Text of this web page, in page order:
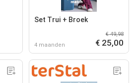
Set Trui + Broek
4 maanden
€ 49,98
€ 25,00